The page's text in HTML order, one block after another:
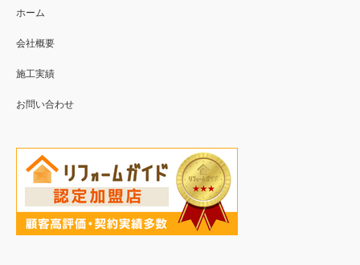
ホーム
会社概要
施工実績
お問い合わせ